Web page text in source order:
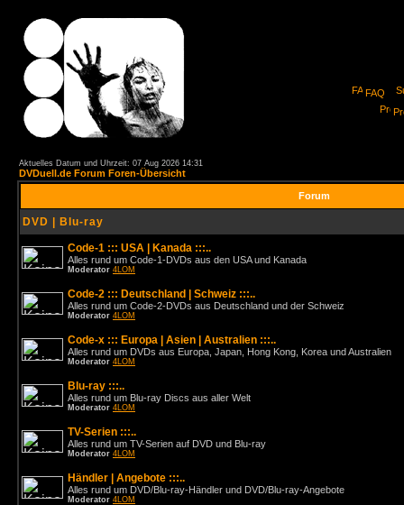
FAQ
Aktuelles Datum und Uhrzeit: 07 Aug 2026 14:31
DVDuell.de Forum Foren-Übersicht
Forum
DVD | Blu-ray
Code-1 ::: USA | Kanada :::..
Alles rund um Code-1-DVDs aus den USA und Kanada
Moderator 4LOM
Code-2 ::: Deutschland | Schweiz :::..
Alles rund um Code-2-DVDs aus Deutschland und der Schweiz
Moderator 4LOM
Code-x ::: Europa | Asien | Australien :::..
Alles rund um DVDs aus Europa, Japan, Hong Kong, Korea und Australien
Moderator 4LOM
Blu-ray :::..
Alles rund um Blu-ray Discs aus aller Welt
Moderator 4LOM
TV-Serien :::..
Alles rund um TV-Serien auf DVD und Blu-ray
Moderator 4LOM
Händler | Angebote :::..
Alles rund um DVD/Blu-ray-Händler und DVD/Blu-ray-Angebote
Moderator 4LOM